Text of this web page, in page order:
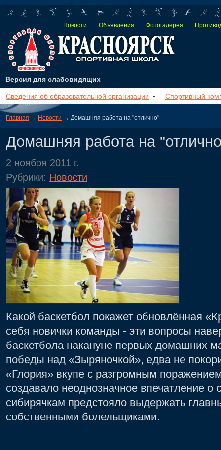
Новости Объявления Фотогалерея
Версия для слабовидящих
Сведения об образовательной организации Спортивный
Главная → Новости → Домашняя работа на "отлично"
Домашняя работа на
2 ноября 2011 г.
Рубрики: Новости
Какой баскетбол покажет обновлённая
себя новички команды - эти вопросы
баскетбола накануне первых домашних
победы над «Зыряночкой», едва не
«Глория» вкупе с разгромным
создавало неоднозначное впечатление о
сибирячкам предстояло выдержать
собственными болельщиками.